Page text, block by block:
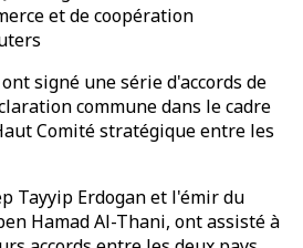
et de coopération
signé une série d'accords de
commune dans le cadre
Comité stratégique entre les
Tayyip Erdogan et l'émir du
Hamad Al-Thani, ont assisté à